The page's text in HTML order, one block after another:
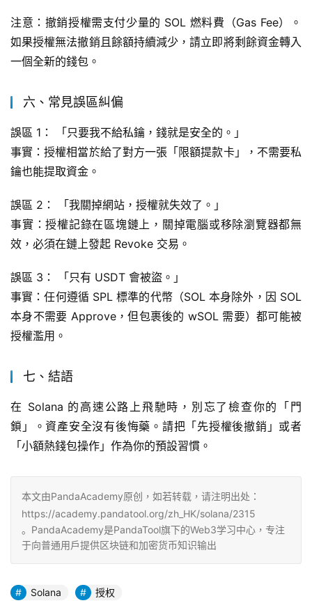
注意：撤銷授權需支付少量的 SOL 燃料費（Gas Fee）。
如果授權無法撤銷且餘額持續減少，請立即將剩餘資金轉入
一個全新的錢包。
六、常見誤區糾偏
誤區 1： 「只要我不給私鑰，錢就是安全的。」
事實：授權相當於給了對方一張「限額提款卡」，不需要私
鑰也能提取資金。
誤區 2： 「我關掉網站，授權就失效了。」
事實：授權記錄在區塊鏈上，關掉電腦或移除瀏覽器都無
效，必須在鏈上發起 Revoke 交易。
誤區 3： 「只有 USDT 會被盜。」
事實：任何遵循 SPL 標準的代幣（SOL 本身除外，因 SOL
本身不需要 Approve，但包裹後的 wSOL 需要）都可能被
授權濫用。
七、結語
在 Solana 的高速公路上飛馳時，別忘了檢查你的「門
鎖」。資產安全沒有後悔藥。請把「先授權後撤銷」或者
「小額熱錢包操作」作為你的預設習慣。
本文由PandaAcademy原创，如若转载，请注明出处：
https://academy.pandatool.org/zh_HK/solana/2315
。PandaAcademy是PandaTool旗下的Web3学习中心，专注
于向普通用户提供区块链和加密货币知识输出
Solana 授权